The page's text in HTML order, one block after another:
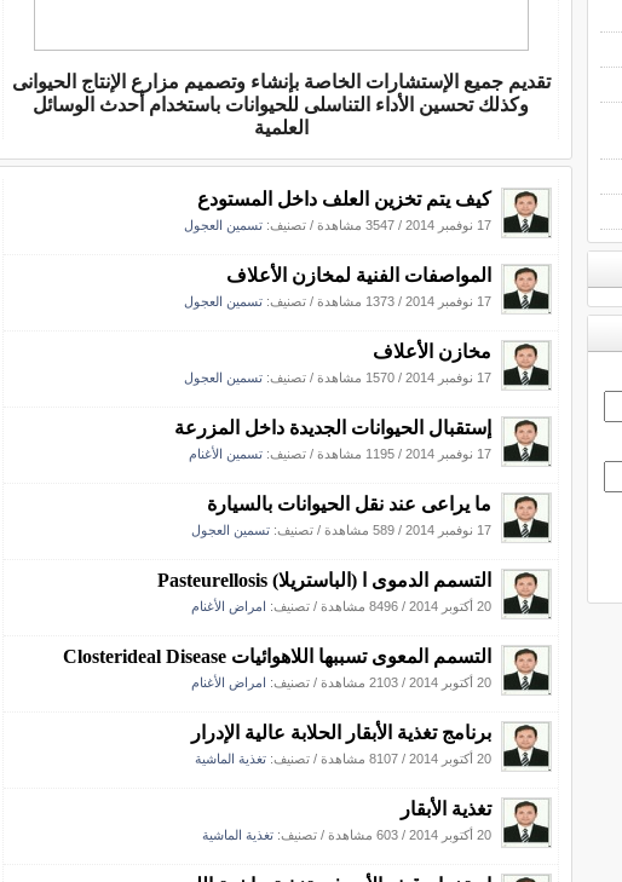
تقديم جميع الإستشارات الخاصة بإنشاء وتصميم مزارع الإنتاج الحيوانى
وكذلك تحسين الأداء التناسلى للحيوانات باستخدام أحدث الوسائل
العلمية
كيف يتم تخزين العلف داخل المستودع
17 نوفمبر 2014 / 3547 مشاهدة / تصنيف: تسمين العجول
المواصفات الفنية لمخازن الأعلاف
17 نوفمبر 2014 / 1373 مشاهدة / تصنيف: تسمين العجول
مخازن الأعلاف
17 نوفمبر 2014 / 1570 مشاهدة / تصنيف: تسمين العجول
إستقبال الحيوانات الجديدة داخل المزرعة
17 نوفمبر 2014 / 1195 مشاهدة / تصنيف: تسمين الأغنام
ما يراعى عند نقل الحيوانات بالسيارة
17 نوفمبر 2014 / 589 مشاهدة / تصنيف: تسمين العجول
التسمم الدموى ا (الباستريلا) Pasteurellosis
20 أكتوبر 2014 / 8496 مشاهدة / تصنيف: امراض الأغنام
التسمم المعوى تسببها اللاهوائيات Closterideal Disease
20 أكتوبر 2014 / 2103 مشاهدة / تصنيف: امراض الأغنام
برنامج تغذية الأبقار الحلابة عالية الإدرار
20 أكتوبر 2014 / 8107 مشاهدة / تصنيف: تغذية الماشية
تغذية الأبقار
20 أكتوبر 2014 / 603 مشاهدة / تصنيف: تغذية الماشية